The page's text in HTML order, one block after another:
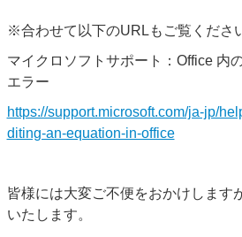
※合わせて以下のURLもご覧くださ
マイクロソフトサポート：Office 内
エラー
https://support.microsoft.com/ja-jp/
diting-an-equation-in-office
皆様には大変ご不便をおかけします
いたします。